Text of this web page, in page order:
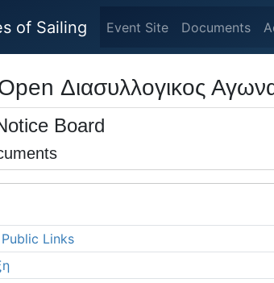
of Sailing Event Site Documents
Διασυλλογικος
Board
Links